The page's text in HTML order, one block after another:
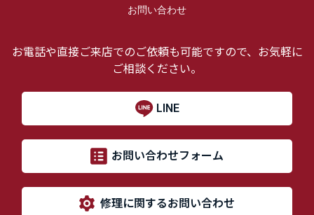
お問い合わせ
お電話や直接ご来店でのご依頼も可能ですので、お気軽に
ご相談ください。
LINE
お問い合わせフォーム
修理に関するお問い合わせ